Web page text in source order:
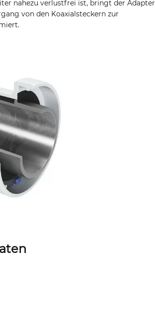
nahezu verlustfrei ist, bringt der Adapter
von den Koaxialsteckern zur